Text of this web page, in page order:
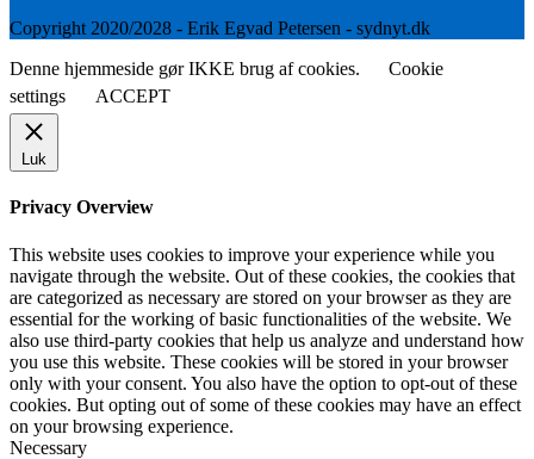
Copyright 2020/2028 - Erik Egvad Petersen - sydnyt.dk
Denne hjemmeside gør IKKE brug af cookies.
Cookie
settings
ACCEPT
Luk
Privacy Overview
This website uses cookies to improve your experience while you
navigate through the website. Out of these cookies, the cookies that
are categorized as necessary are stored on your browser as they are
essential for the working of basic functionalities of the website. We
also use third-party cookies that help us analyze and understand how
you use this website. These cookies will be stored in your browser
only with your consent. You also have the option to opt-out of these
cookies. But opting out of some of these cookies may have an effect
on your browsing experience.
Necessary